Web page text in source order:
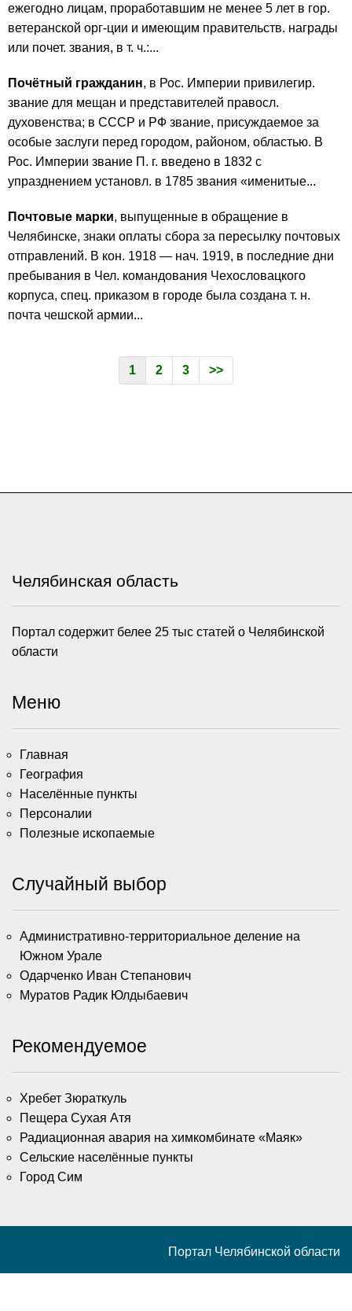
ежегодно лицам, проработавшим не менее 5 лет в гор.
ветеранской орг-ции и имеющим правительств. награды
или почет. звания, в т. ч.:...
Почётный гражданин, в Рос. Империи привилегир.
звание для мещан и представителей правосл.
духовенства; в СССР и РФ звание, присуждаемое за
особые заслуги перед городом, районом, областью. В
Рос. Империи звание П. г. введено в 1832 с
упразднением установл. в 1785 звания «именитые...
Почтовые марки, выпущенные в обращение в
Челябинске, знаки оплаты сбора за пересылку почтовых
отправлений. В кон. 1918 — нач. 1919, в последние дни
пребывания в Чел. командования Чехословацкого
корпуса, спец. приказом в городе была создана т. н.
почта чешской армии...
1 2 3 >>
Челябинская область
Портал содержит белее 25 тыс статей о Челябинской
области
Меню
Главная
География
Населённые пункты
Персоналии
Полезные ископаемые
Случайный выбор
Административно-территориальное деление на
Южном Урале
Одарченко Иван Степанович
Муратов Радик Юлдыбаевич
Рекомендуемое
Хребет Зюраткуль
Пещера Сухая Атя
Радиационная авария на химкомбинате «Маяк»
Сельские населённые пункты
Город Сим
Портал Челябинской области